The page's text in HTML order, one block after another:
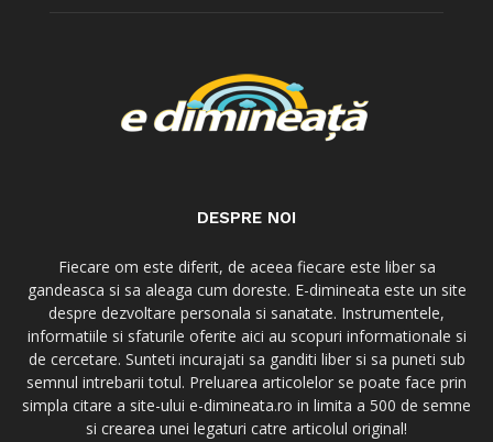
DESPRE NOI
Fiecare om este diferit, de aceea fiecare este liber sa
gandeasca si sa aleaga cum doreste. E-dimineata este un site
despre dezvoltare personala si sanatate. Instrumentele,
informatiile si sfaturile oferite aici au scopuri informationale si
de cercetare. Sunteti incurajati sa ganditi liber si sa puneti sub
semnul intrebarii totul. Preluarea articolelor se poate face prin
simpla citare a site-ului e-dimineata.ro in limita a 500 de semne
si crearea unei legaturi catre articolul original!